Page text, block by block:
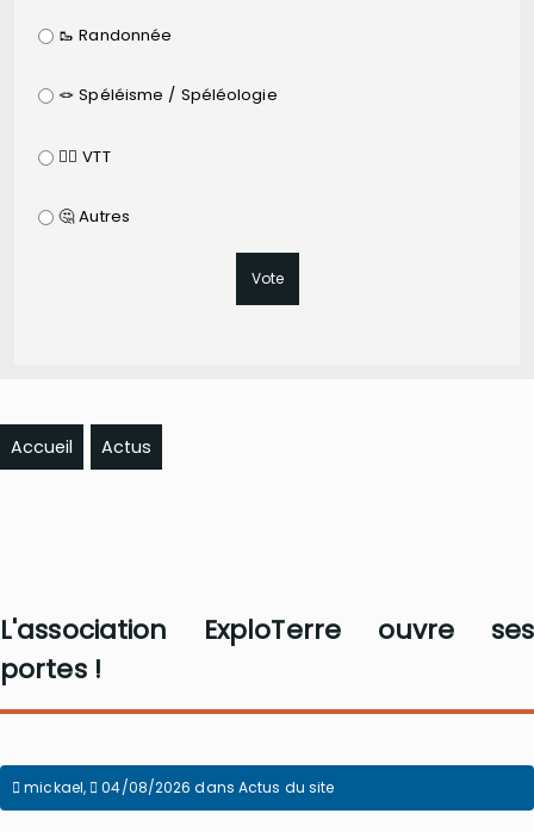
🥾 Randonnée
🪢 Spéléisme / Spéléologie
🚵‍♂️ VTT
🤔 Autres
Vote
Accueil Actus
L'association ExploTerre ouvre ses
portes !
mickael, 04/08/2026 dans Actus du site